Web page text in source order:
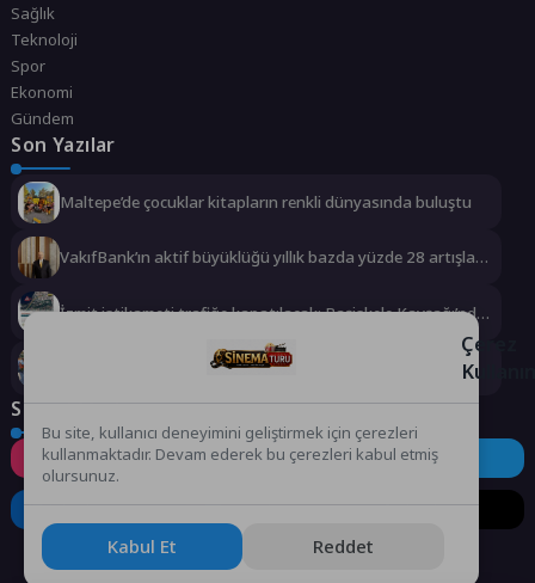
Sağlık
Teknoloji
Spor
Ekonomi
Gündem
Son Yazılar
Maltepe’de çocuklar kitapların renkli dünyasında buluştu
VakıfBank’ın aktif büyüklüğü yıllık bazda yüzde 28 artışla
İzmit istikameti trafiğe kapatılacak: Başiskele Kavşağı’nda
Sığacık’tan güçlü mesaj: “Deniz bizim, Sığacık hepimizin”
Sosyal Medya
Instagram Facebook Twitter
LinkedIn YouTube TikTok
Çerez
Bu site, kullanıcı deneyimini geliştirmek için çerezleri
kullanmaktadır. Devam ederek bu çerezleri kabul etmiş
olursunuz.
Kabul Et Reddet